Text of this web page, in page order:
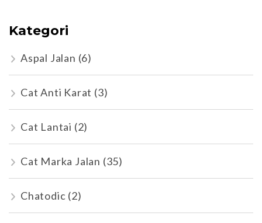
Kategori
Aspal Jalan (6)
Cat Anti Karat (3)
Cat Lantai (2)
Cat Marka Jalan (35)
Chatodic (2)